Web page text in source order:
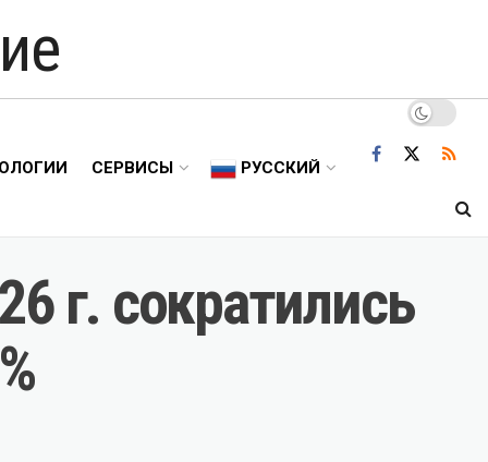
СЕРВИСЫ РУССКИЙ
г. сократились